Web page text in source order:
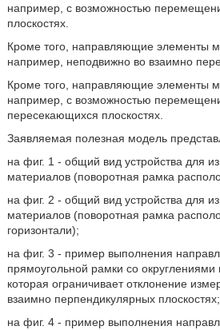
например, с возможностью
плоскостях.
Кроме того, направляющие элементы
например, неподвижно во взаимно
Кроме того, направляющие элементы
например, с возможностью
пересекающихся плоскостях.
Заявляемая полезная модель
на фиг. 1 - общий вид устройства для
материалов (поворотная рамка
на фиг. 2 - общий вид устройства для
материалов (поворотная рамка
горизонтали);
на фиг. 3 - пример выполнения
прямоугольной рамки со округлениями
которая ограничивает отклонение
взаимно перпендикулярных плоскостях;
на фиг. 4 - пример выполнения